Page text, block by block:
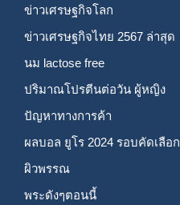
ข่าวเศรษฐกิจโลก
ข่าวเศรษฐกิจไทย 2567 ล่าสุด
นม lactose free
ปริมาณโปรตีนต่อวัน ผู้หญิง
ปัญหาทางการค้า
ผลบอล ยูโร 2024 รอบคัดเลือก
ผิวพรรณ
พระดังๆตอนนี้